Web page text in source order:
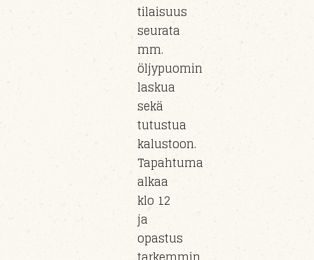
tilaisuus
seurata
mm.
öljypuomin
laskua
sekä
tutustua
kalustoon.
Tapahtuma
alkaa
klo 12
ja
opastus